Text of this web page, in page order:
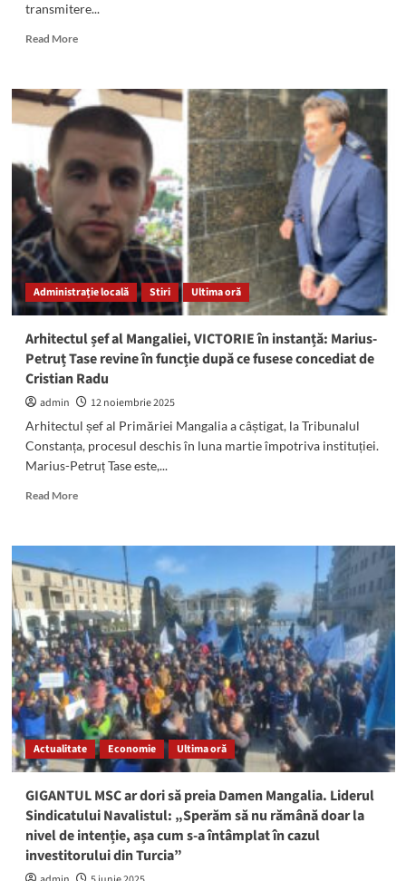
transmitere...
Read MoreRead
ATENȚIE!
De
limitează
programul
de
vizită
la
Spitalul
Județean
Clinic
de
Urgență
Administrație locală Stiri Ultima oră
Arhitectul șef al Mangaliei, VICTORIE în instanță: Marius-
Petruț Tase revine în funcție după ce fusese concediat de
Cristian Radu
admin
12 noiembrie 2025
Arhitectul șef al Primăriei Mangalia a câștigat, la Tribunalul
Constanța, procesul deschis în luna martie împotriva instituției.
Marius-Petruț Tase este,...
Read MoreRead
Arhitectul
al
Mangaliei,
VICTORIE
în
instanță:
Marius-
Petruț
Tase
revine
în
funcție
după
fusese
concediat
de
Cristian
Radu
Actualitate Economie Ultima oră
GIGANTUL MSC ar dori să preia Damen Mangalia. Liderul
Sindicatului Navalistul: „Sperăm să nu rămână doar la
nivel de intenție, așa cum s-a întâmplat în cazul
investitorului din Turcia”